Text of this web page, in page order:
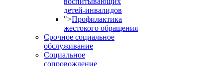
детей-инвалидов
">Профилактика
жестокого обращения
Срочное социальное
обслуживание
Социальное
сопровождение